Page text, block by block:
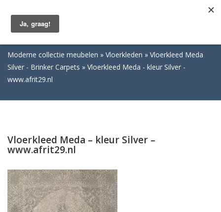
Moderne collectie meubelen Vloerkleden
Vloerkleed Meda
Silver - Brinker Carpets
Vloerkleed Meda - kleur Silver -
www.afrit29.nl
Vloerkleed Meda – kleur Silver –
www.afrit29.nl